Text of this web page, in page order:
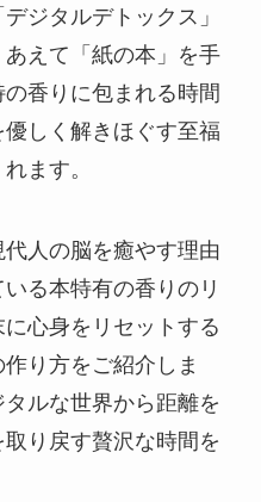
ジタルデトックス」
えて「紙の本」を手
香りに包まれる時間
しく解きほぐす至福
ます。
人の脳を癒やす理由
る本特有の香りのリ
心身をリセットする
り方をご紹介しま
ルな世界から距離を
り戻す贅沢な時間を